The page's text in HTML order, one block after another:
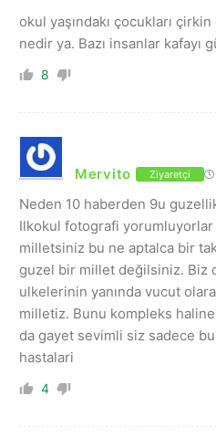
okul yaşındakı çocukları
nedir ya. Bazı insanlar kafayı
8
Mervito Ziyaretçi
Neden 10 haberden 9u
Ilkokul fotografi yorumluyorlar
milletsiniz bu ne aptalca bir
guzel bir millet değilsiniz. Biz
ulkelerinin yanında vucut
milletiz. Bunu kompleks
da gayet sevimli siz sadece
hastalari
4